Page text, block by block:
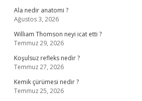
Ala nedir anatomi ?
Ağustos 3, 2026
William Thomson neyi icat etti ?
Temmuz 29, 2026
Koşulsuz refleks nedir ?
Temmuz 27, 2026
Kemik çürümesi nedir ?
Temmuz 25, 2026